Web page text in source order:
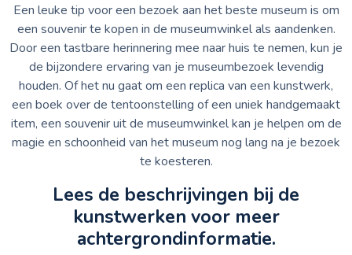
Een leuke tip voor een bezoek aan het beste museum is om
een souvenir te kopen in de museumwinkel als aandenken.
Door een tastbare herinnering mee naar huis te nemen, kun je
de bijzondere ervaring van je museumbezoek levendig
houden. Of het nu gaat om een replica van een kunstwerk,
een boek over de tentoonstelling of een uniek handgemaakt
item, een souvenir uit de museumwinkel kan je helpen om de
magie en schoonheid van het museum nog lang na je bezoek
te koesteren.
Lees de beschrijvingen bij de
kunstwerken voor meer
achtergrondinformatie.